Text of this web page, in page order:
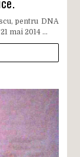
pentru DNA
mai 2014 ...